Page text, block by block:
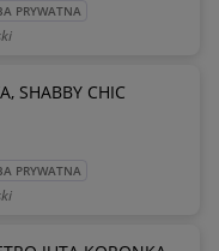
PRYWATNA
SHABBY CHIC
PRYWATNA